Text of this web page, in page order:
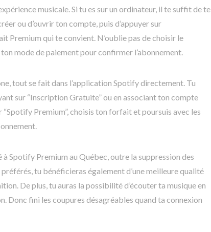
musicale. Si tu es sur un ordinateur, il te suffit de te
ou d’ouvrir ton compte, puis d’appuyer sur
Premium qui te convient. N’oublie pas de choisir le
mode de paiement pour confirmer l’abonnement.
tout se fait dans l’application Spotify directement. Tu
sur “Inscription Gratuite” ou en associant ton compte
Premium”, choisis ton forfait et poursuis avec les
à Spotify Premium au Québec, outre la suppression des
tu bénéficieras également d’une meilleure qualité
De plus, tu auras la possibilité d’écouter ta musique en
Donc fini les coupures désagréables quand ta connexion